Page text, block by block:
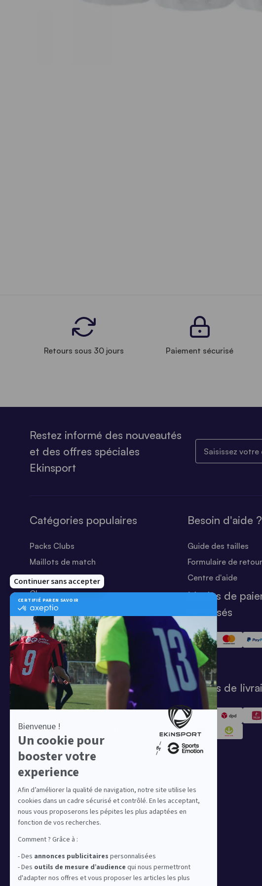
Retours sous 30 jours Paiement sécurisé
Restez informé des nouveautés
et des offres spéciales
Ekinsport
Catégories populaires
Packs Clubs
Maillots de match
Equipements Clubs
Chaussures
Shorts
Football
Chaussettes
T-shirts
Tenues de match
Offres clubs
Ensembles sport & lifestyle à prix
réduit
Collection Nike Park 26
Collection Nike Academy 25
Nike Kitbuilder | Tenues 100%
personnalisées pour les clubs
Notre offre dédiée au sport
amateur
Equipez votre club de football
Equipez votre club de basket
Equipez votre club de running
Besoin d'aide ?
Guide des tailles
Formulaire de
Centre d'aide
Modes de
sécurisés
Modes de